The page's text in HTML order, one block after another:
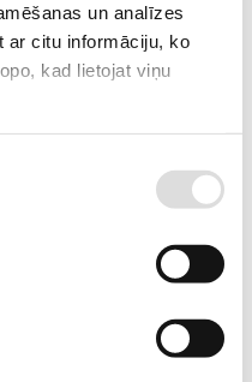
un analīzes
ar citu informāciju, ko
kad lietojat viņu
Pieejams pēc pasūtījuma
2860220025
60220025